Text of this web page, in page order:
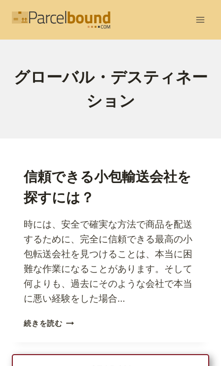
グローバル・デスティネー
ション
信頼できる小包輸送会社を
探すには？
時には、安全で確実な方法で商品を配送
するために、完全に信頼できる最高の小
包転送会社を見つけることは、本当に困
難な作業になることがあります。そして
何よりも、過去にそのような会社で本当
に悪い経験をした場合…
続きを読む信
き